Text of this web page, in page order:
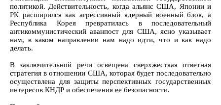
политикой. Действительность, когда альянс США, Японии и
РК расширился как агрессивный ядерный военный блок, а
Республика Корея превратилась в последовательный
антикоммунистический аванпост для США, ясно указывает
нам, в каком направлении нам надо идти, что и как надо
делать.
В заключительной речи освещена сверхжесткая ответная
стратегия в отношении США, которая будет последовательно
осуществлена для защиты перспективных государственных
интересов КНДР и обеспечения ее безопасности.